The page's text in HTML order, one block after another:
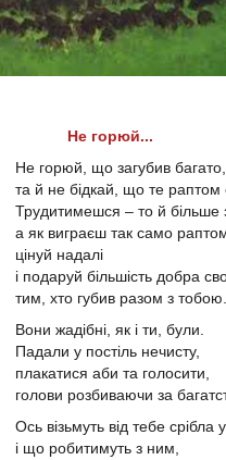
Не горюй...
Не горюй, що загубив багато,
та й не бідкай, що те раптом
Трудитимешся – то й більше
а як виграєш так само
цінуй надалі
і подаруй більшість добра
тим, хто губив разом з
Вони жадібні, як і ти, були.
Падали у постіль нечисту,
плакатися аби та голосити,
голови розбиваючи за
Ось візьмуть від тебе срібла
і що робитимуть з ним,